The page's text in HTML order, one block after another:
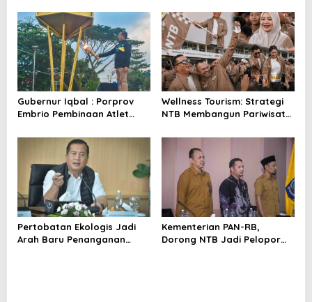
Halaman Bumi Gora
Gubernur Iqbal : Porprov
Embrio Pembinaan Atlet
Wellness Tourism: Strategi
NTB Membangun Pariwisata
Pertobatan Ekologis Jadi
Arah Baru Penanganan
Kementerian PAN-RB,
Dorong NTB Jadi Pelopor